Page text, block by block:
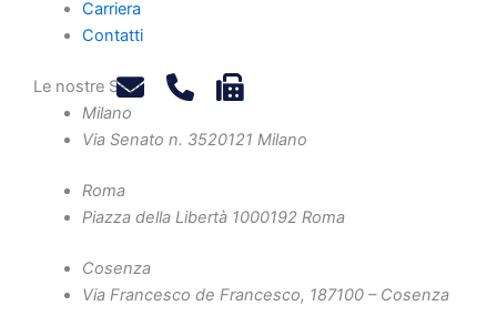
Carriera
Contatti
Le nostre Sedi
Milano
Via Senato n. 3520121 Milano
Roma
Piazza della Libertà 1000192 Roma
Cosenza
Via Francesco de Francesco, 187100 – Cosenza
Vizi dell’opera: l’appaltatore
è esente da responsabilità
solo se manifesta il proprio
dissenso alle istruzioni
impartite dal committente